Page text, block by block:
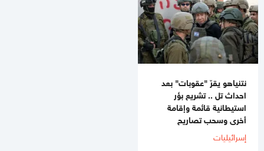
نتنياهو يقرّ "عقوبات" بعد
احداث تل .. تشريع بؤر
استيطانية قائمة وإقامة
أخرى وسحب تصاريح
إسرائيليات